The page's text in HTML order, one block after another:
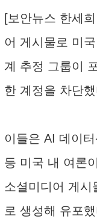
[보안뉴스 한세
어 게시물로 미
계 추정 그룹이
한 계정을 차단
이들은 AI 데이
등 미국 내 여론
소셜미디어 게
로 생성해 유포